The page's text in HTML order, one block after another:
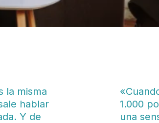
la misma
hablar
Y de
1.000
una